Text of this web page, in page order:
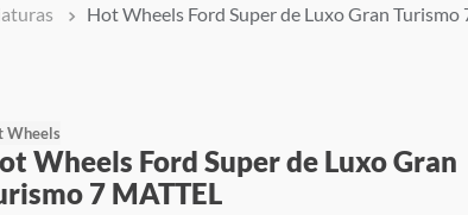
Hot Wheels Ford Super de Luxo Gran Turismo
Wheels
Wheels Ford Super de Luxo Gran
7 MATTEL